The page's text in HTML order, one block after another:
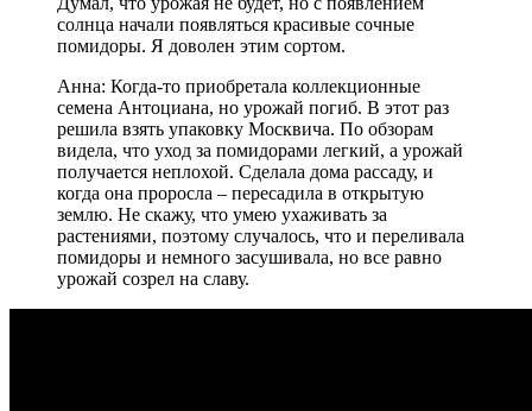
солнца начали появляться красивые сочные
помидоры. Я доволен этим сортом.
Анна: Когда-то приобретала коллекционные
семена Антоциана, но урожай погиб. В этот раз
решила взять упаковку Москвича. По обзорам
видела, что уход за помидорами легкий, а урожай
получается неплохой. Сделала дома рассаду, и
когда она проросла – пересадила в открытую
землю. Не скажу, что умею ухаживать за
растениями, поэтому случалось, что и переливала
помидоры и немного засушивала, но все равно
урожай созрел на славу.